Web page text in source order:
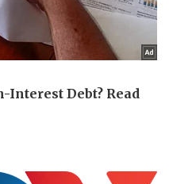
Quân sự - Quốc phòng